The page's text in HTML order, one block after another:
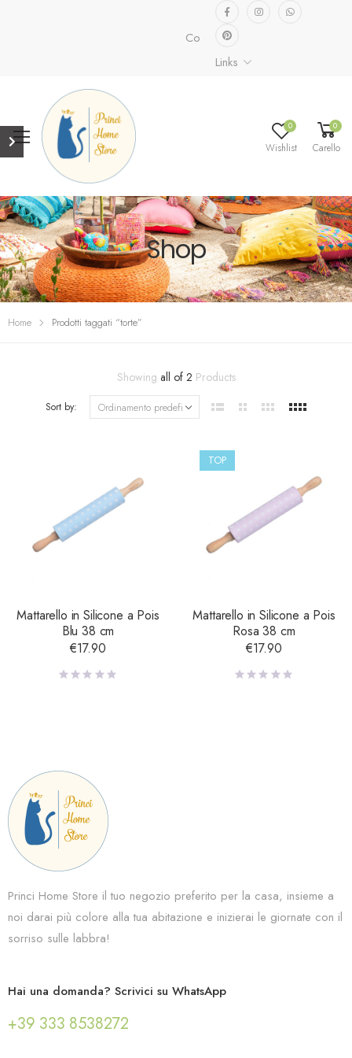
Collezione speciale già
Links
0
Wishlist
0
Carello
Shop
Home Prodotti taggati “torte”
Showing all of 2 Products
Sort by:
Mattarello in Silicone a Pois
Blu 38 cm
€17.90
TOP
Mattarello in Silicone a Pois
Rosa 38 cm
€17.90
Princi Home Store il tuo negozio preferito per la casa, insieme a
noi darai più colore alla tua abitazione e inizierai le giornate con il
sorriso sulle labbra!
Hai una domanda? Scrivici su WhatsApp
+39 333 8538272